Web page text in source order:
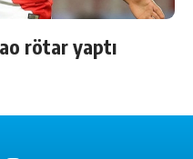
rötar yaptı